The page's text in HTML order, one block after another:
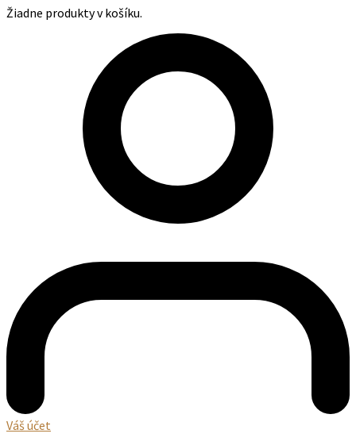
Žiadne produkty v košíku.
Váš účet